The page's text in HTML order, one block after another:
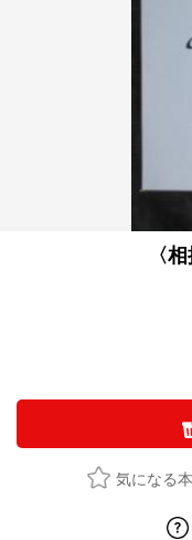
〈
気になる